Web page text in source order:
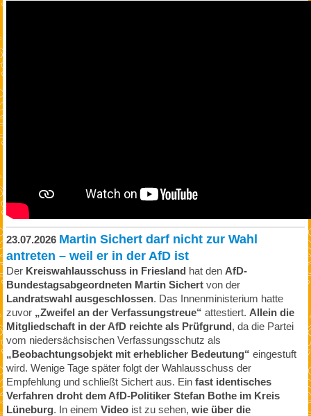
23.07.2026 Martin Sichert darf nicht zur Wahl
antreten – weil er in der AfD ist
Der Kreiswahlausschuss in Friesland hat den AfD-
Bundestagsabgeordneten Martin Sichertvon der
Landratswahl ausgeschlossen. Das Innenministerium hatte
zuvor „Zweifel an der Verfassungstreue“ attestiert. Allein die
Mitgliedschaft in der AfD reichte als Prüfgrund, da die Partei
vom niedersächsischen Verfassungsschutz als
„Beobachtungsobjekt mit erheblicher Bedeutung“ eingestuft
wird. Wenige Tage später folgt der Wahlausschuss der
Empfehlung und schließt Sichert aus. Ein fast identisches
Verfahren droht dem AfD-Politiker Stefan Bothe im Kreis
Lüneburg. In einem Videoist zu sehen, wie über die